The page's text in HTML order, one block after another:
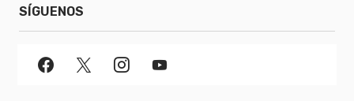
SÍGUENOS